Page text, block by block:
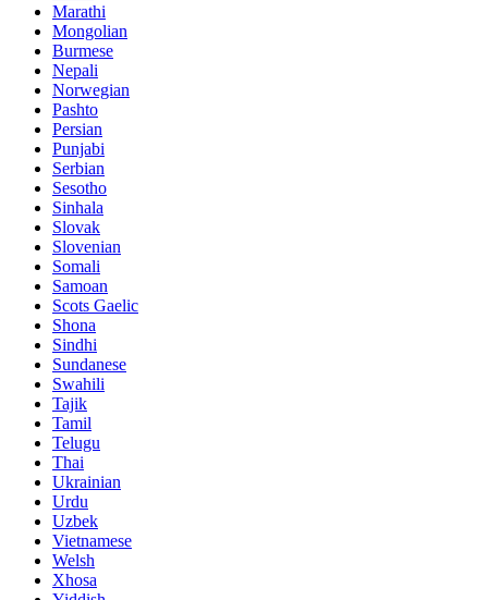
Marathi
Mongolian
Burmese
Nepali
Norwegian
Pashto
Persian
Punjabi
Serbian
Sesotho
Sinhala
Slovak
Slovenian
Somali
Samoan
Scots Gaelic
Shona
Sindhi
Sundanese
Swahili
Tajik
Tamil
Telugu
Thai
Ukrainian
Urdu
Uzbek
Vietnamese
Welsh
Xhosa